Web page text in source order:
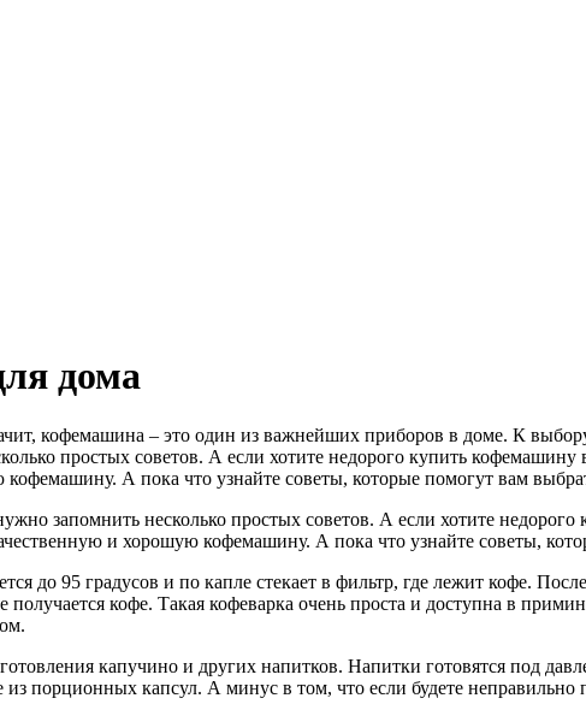
дома
кофемашина – это один из важнейших приборов в доме. К
простых советов. А если хотите недорого купить кофемашину
А пока что узнайте советы, которые помогут вам
запомнить несколько простых советов. А если хотите
и хорошую кофемашину. А пока что узнайте советы,
до 95 градусов и по капле стекает в фильтр, где лежит кофе.
получается кофе. Такая кофеварка очень проста и доступна в
капучино и других напитков. Напитки готовятся под
порционных капсул. А минус в том, что если будете неправильно